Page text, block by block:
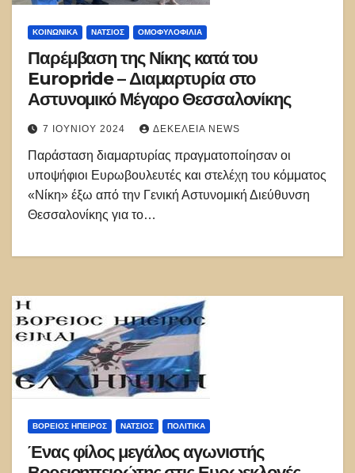
ΚΟΙΝΩΝΙΚΑ ΝΑΤΣΙΌΣ ΟΜΟΦΥΛΟΦΙΛΊΑ
Παρέμβαση της Νίκης κατά του
Europride – Διαμαρτυρία στο
Αστυνομικό Μέγαρο Θεσσαλονίκης
7 ΙΟΥΝΊΟΥ 2024 ΔΕΚΈΛΕΙΑ NEWS
Παράσταση διαμαρτυρίας πραγματοποίησαν οι
υποψήφιοι Ευρωβουλευτές και στελέχη του κόμματος
«Νίκη» έξω από την Γενική Αστυνομική Διεύθυνση
Θεσσαλονίκης για το…
ΒΌΡΕΙΟΣ ΉΠΕΙΡΟΣ ΝΑΤΣΙΌΣ ΠΟΛΙΤΙΚΑ
Ένας φίλος μεγάλος αγωνιστής